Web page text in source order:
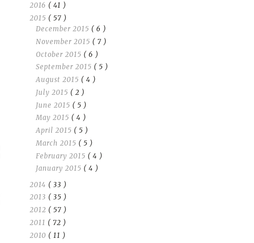
2016 ( 41 )
2015 ( 57 )
December 2015 ( 6 )
November 2015 ( 7 )
October 2015 ( 6 )
September 2015 ( 5 )
August 2015 ( 4 )
July 2015 ( 2 )
June 2015 ( 5 )
May 2015 ( 4 )
April 2015 ( 5 )
March 2015 ( 5 )
February 2015 ( 4 )
January 2015 ( 4 )
2014 ( 33 )
2013 ( 35 )
2012 ( 57 )
2011 ( 72 )
2010 ( 11 )